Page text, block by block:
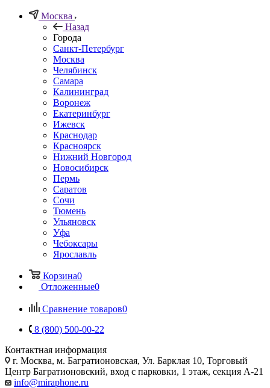
Москва
Назад
Города
Санкт-Петербург
Москва
Челябинск
Самара
Калининград
Воронеж
Екатеринбург
Ижевск
Краснодар
Красноярск
Нижний Новгород
Новосибирск
Пермь
Саратов
Сочи
Тюмень
Ульяновск
Уфа
Чебоксары
Ярославль
Корзина0
Отложенные0
Сравнение товаров0
8 (800) 500-00-22
Контактная информация
г. Москва, м. Багратионовская, Ул. Барклая 10, Торговый
Центр Багратионовский, вход с парковки, 1 этаж, секция А-21
info@miraphone.ru